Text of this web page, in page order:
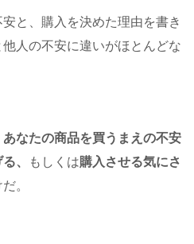
と、購入を決めた理由を書き
人の不安に違いがほとんどな
あなたの商品を買うまえの不安
、
もしくは購入させる気にさ
。